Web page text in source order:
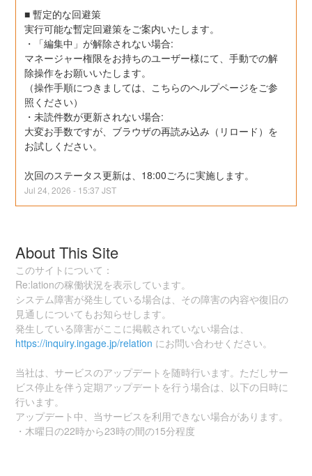
■ 暫定的な回避策
実行可能な暫定回避策をご案内いたします。
・「編集中」が解除されない場合:
マネージャー権限をお持ちのユーザー様にて、手動での解
除操作をお願いいたします。
（操作手順につきましては、こちらのヘルプページをご参
照ください）
・未読件数が更新されない場合:
大変お手数ですが、ブラウザの再読み込み（リロード）を
お試しください。
次回のステータス更新は、18:00ごろに実施します。
Jul24 ,2026 - 15:37 JST
About This Site
このサイトについて：
Re:lationの稼働状況を表示しています。
システム障害が発生している場合は、その障害の内容や復旧の
見通しについてもお知らせします。
発生している障害がここに掲載されていない場合は、
https://inquiry.ingage.jp/relation にお問い合わせください。
当社は、サービスのアップデートを随時行います。ただしサー
ビス停止を伴う定期アップデートを行う場合は、以下の日時に
行います。
アップデート中、当サービスを利用できない場合があります。
・木曜日の22時から23時の間の15分程度